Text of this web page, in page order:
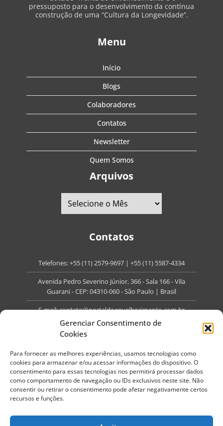
Gerenciar Consentimento de
Cookies
Para fornecer as melhores experiências, usamos tecnologias como
cookies para armazenar e/ou acessar informações do dispositivo. O
consentimento para essas tecnologias nos permitirá processar dados
como comportamento de navegação ou IDs exclusivos neste site. Não
consentir ou retirar o consentimento pode afetar negativamente certos
recursos e funções.
pressuposto para o desenvolvimento da contínua
construção de uma “Cultura da Longevidade”.
Menu
Início
Blogs
Colaboradores
Contatos
Newsletter
Quem Somos
Arquivos
Contatos
Telefones:+55 (11) 2579-9697 | +55 (11) 5587-4334
Avenida Pedro Severino Júnior, 366 - Sala 166 - Vila
Guarani - CEP: 04310-060 - São Paulo | Brasil
E-mail:contato@portaldoenvelhecimento.com.br
Website:portaldoenvelhecimento.com.br
Todos os direitos reservados.